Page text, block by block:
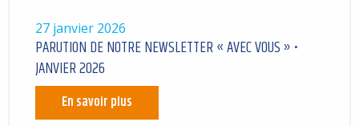
27 janvier 2026
PARUTION DE NOTRE NEWSLETTER « AVEC VOUS » •
JANVIER 2026
En savoir plus